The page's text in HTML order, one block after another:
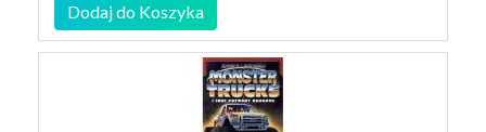
Dodaj do Koszyka